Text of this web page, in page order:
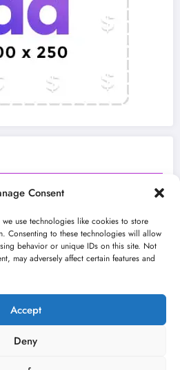
Consent
use technologies like cookies to store
Consenting to these technologies will allow
behavior or unique IDs on this site. Not
may adversely affect certain features and
Accept
Deny
Youtube